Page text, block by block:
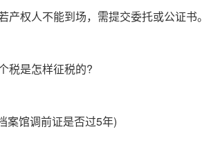
权人不能到场，需提交委托或公证书。
税是怎样征税的?
案馆调前证是否过5年)